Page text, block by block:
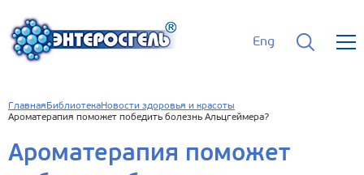
Eng
Главная БиблиотекаНовости здоровья и красоты
Ароматерапия поможет победить болезнь Альцгеймера?
Ароматерапия поможет